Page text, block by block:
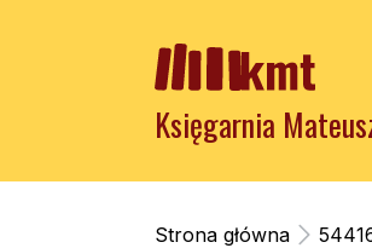
Księgarnia
Strona główna